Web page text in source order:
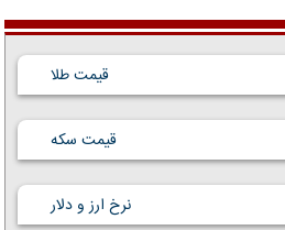
قیمت طلا
قیمت سکه
نرخ ارز و دلار